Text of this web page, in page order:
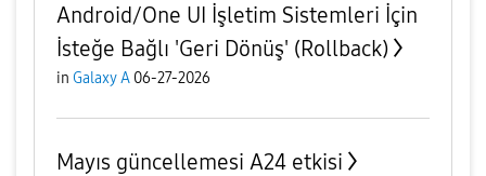
Android/One UI İşletim Sistemleri İçin
İsteğe Bağlı 'Geri Dönüş' (Rollback)
in Galaxy A 06-27-2026
Mayıs güncellemesi A24 etkisi